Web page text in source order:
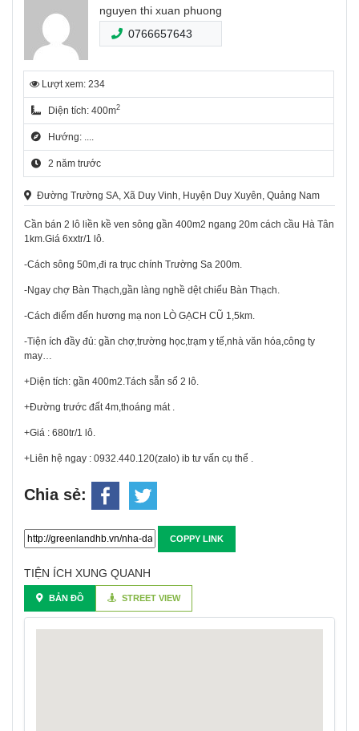
nguyen thi xuan phuong
0766657643
Lượt xem: 234
Diện tích: 400m2
Hướng: ....
2 năm trước
Đường Trường SA, Xã Duy Vinh, Huyện Duy Xuyên, Quảng Nam
Cần bán 2 lô liền kề ven sông gần 400m2 ngang 20m cách cầu Hà Tân
1km.Giá 6xxtr/1 lô.
-Cách sông 50m,đi ra trục chính Trường Sa 200m.
-Ngay chợ Bàn Thạch,gần làng nghề dệt chiếu Bàn Thạch.
-Cách điểm đến hương mạ non LÒ GẠCH CŨ 1,5km.
-Tiện ích đầy đủ: gần chợ,trường học,trạm y tế,nhà văn hóa,công ty
may…
+Diện tích: gần 400m2.Tách sẵn sổ 2 lô.
+Đường trước đất 4m,thoáng mát .
+Giá : 680tr/1 lô.
+Liên hệ ngay : 0932.440.120(zalo) ib tư vấn cụ thể .
Chia sẻ:
COPPY LINK
TIỆN ÍCH XUNG QUANH
BẢN ĐỒ STREET VIEW